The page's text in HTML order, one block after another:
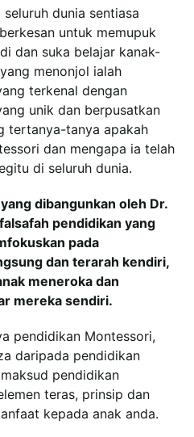
dunia sentiasa
untuk memupuk
dan suka belajar kanak-
menonjol ialah
terkenal dengan
unik dan berpusatkan
tertanya-tanya apakah
dan mengapa ia telah
di seluruh dunia.
dibangunkan oleh Dr.
pendidikan yang
pada
dan terarah kendiri,
meneroka dan
mereka sendiri.
pendidikan Montessori,
daripada pendidikan
pendidikan
teras, prinsip dan
kepada anak anda.